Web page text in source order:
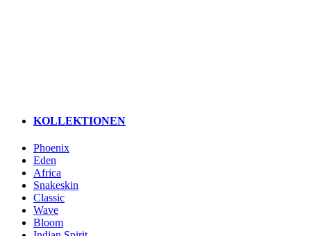
KOLLEKTIONEN
Phoenix
Eden
Africa
Snakeskin
Classic
Wave
Bloom